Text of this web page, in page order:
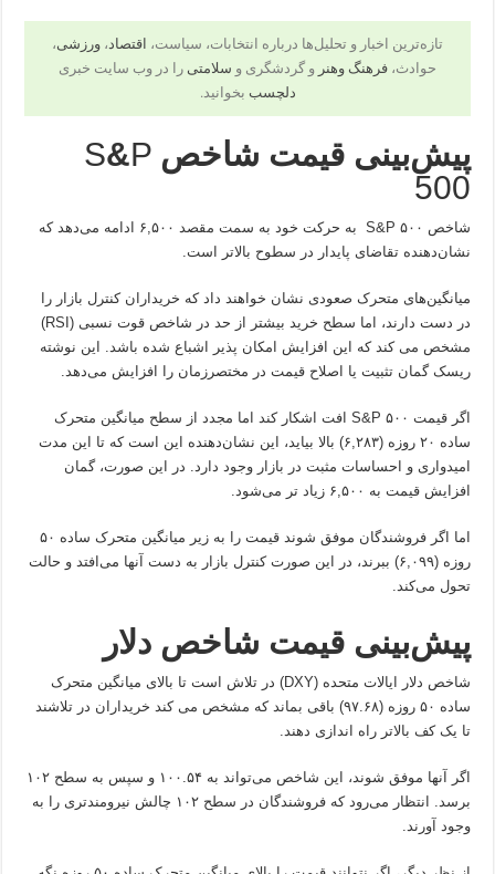
تازه‌ترین اخبار و تحلیل‌ها درباره انتخابات، سیاست، اقتصاد، ورزشی،
حوادث، فرهنگ وهنر و گردشگری و سلامتی را در وب سایت خبری
دلچسب بخوانید.
پیش‌بینی قیمت شاخص S&P
500
شاخص S&P ۵۰۰ به حرکت خود به سمت مقصد ۶,۵۰۰ ادامه می‌دهد که
نشان‌دهنده تقاضای پایدار در سطوح بالاتر است.
میانگین‌های متحرک صعودی نشان خواهند داد که خریداران کنترل بازار را
در دست دارند، اما سطح خرید بیشتر از حد در شاخص قوت نسبی (RSI)
مشخص می کند که این افزایش امکان پذیر اشباع شده باشد. این نوشته
ریسک گمان تثبیت یا اصلاح قیمت در مختصر‌زمان را افزایش می‌دهد.
اگر قیمت S&P ۵۰۰ افت اشکار کند اما مجدد از سطح میانگین متحرک
ساده ۲۰ روزه (۶,۲۸۳) بالا بیاید، این نشان‌دهنده این است که تا این مدت
امیدواری و احساسات مثبت در بازار وجود دارد. در این صورت، گمان
افزایش قیمت به ۶,۵۰۰ زیاد تر می‌شود.
اما اگر فروشندگان موفق شوند قیمت را به زیر میانگین متحرک ساده ۵۰
روزه (۶,۰۹۹) ببرند، در این صورت کنترل بازار به دست آنها می‌افتد و حالت
تحول می‌کند.
پیش‌بینی قیمت شاخص دلار
شاخص دلار ایالات متحده (DXY) در تلاش است تا بالای میانگین متحرک
ساده ۵۰ روزه (۹۷.۶۸) باقی بماند که مشخص می کند خریداران در تلاشند
تا یک کف بالاتر راه اندازی دهند.
اگر آنها موفق شوند، این شاخص می‌تواند به ۱۰۰.۵۴ و سپس به سطح ۱۰۲
برسد. انتظار می‌رود که فروشندگان در سطح ۱۰۲ چالش نیرومندتری را به
وجود آورند.